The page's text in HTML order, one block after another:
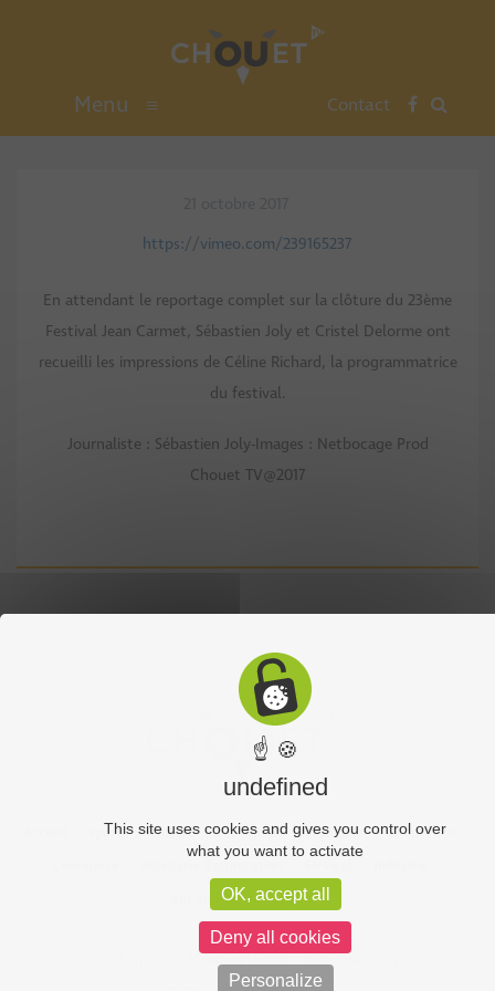
Menu ≡ Contact
https://vimeo.com/239165237
En attendant le reportage complet sur la clôture du 23ème
Festival Jean Carmet, Sébastien Joly et Cristel Delorme ont
recueilli les impressions de Céline Richard, la programmatrice
du festival.
Journaliste : Sébastien Joly-Images : Netbocage Prod
Chouet TV@2017
Sports Culture Economie Découverte
Chouet’eco
Vos vidéos
Partenaires
Mentions légales
Administration
☝ 🍪
undefined
This site uses cookies and gives you control over
what you want to activate
OK, accept all
Deny all cookies
Personalize